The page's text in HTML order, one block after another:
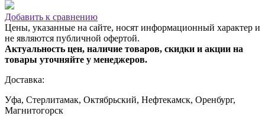
Добавить к сравнению
Цены, указанные на сайте, носят информационный характер и
не являются публичной офертой.
Актуальность цен, наличие товаров, скидки и акции на
товары уточняйте у менеджеров.
Доставка:
Уфа, Стерлитамак, Октябрьский, Нефтекамск, Оренбург,
Магнитогорск